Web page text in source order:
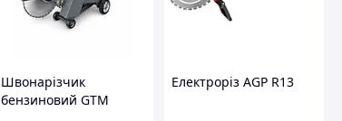
Швонарізчик
бензиновий GTM
Електроріз AGP R13